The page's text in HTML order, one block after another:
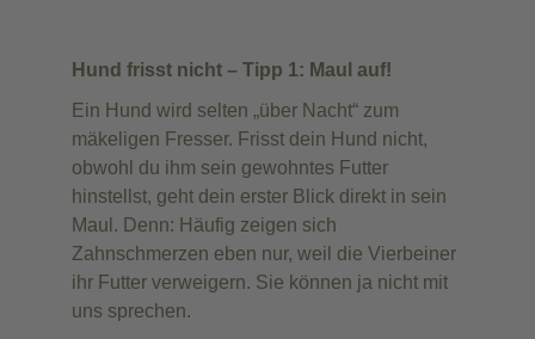
Hund frisst nicht – Tipp 1: Maul auf!
Ein Hund wird selten „über Nacht“ zum
mäkeligen Fresser. Frisst dein Hund nicht,
obwohl du ihm sein gewohntes Futter
hinstellst, geht dein erster Blick direkt in sein
Maul. Denn: Häufig zeigen sich
Zahnschmerzen eben nur, weil die Vierbeiner
ihr Futter verweigern. Sie können ja nicht mit
uns sprechen.